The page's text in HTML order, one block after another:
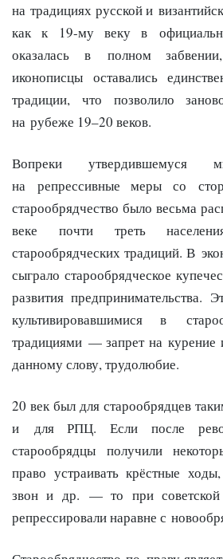
на традициях русской и
как к 19-му веку в
оказалась в полном забвении,
иконописцы оставались
традиции, что позволило
на рубеже 19–20 веков.
Вопреки утвердившемуся
на репрессивные меры со
старообрядчество было весьма
веке почти треть
старообрядческих традиций. В
сыграло старообрядческое
развития предпринимательства.
культивировавшимися в
традициями — запрет на курение
данному слову, трудолюбие.
20 век был для старообрядцев
и для РПЦ. Если после
старообрядцы получили
право устраивать крёстные
звон и др. — то при советской
репрессировали наравне с